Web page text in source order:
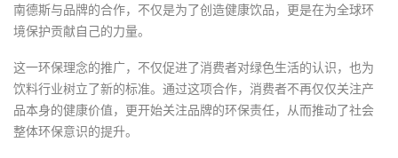
南德斯与品牌的合作，不仅是为了创造健康饮品，更是在为全球环
境保护贡献自己的力量。
这一环保理念的推广，不仅促进了消费者对绿色生活的认识，也为
饮料行业树立了新的标准。通过这项合作，消费者不再仅仅关注产
品本身的健康价值，更开始关注品牌的环保责任，从而推动了社会
整体环保意识的提升。